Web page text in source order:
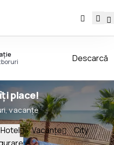
Descarcă
place!
vacanțe
Vacanțe
City